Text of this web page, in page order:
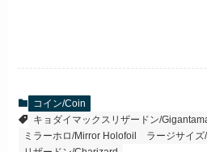
コイン/Coin
キョダイマックスリザードン/
ミラーホロ/Mirror Holofoil
ラージサイ